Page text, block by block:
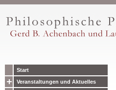
Start
Veranstaltungen und Aktuelles